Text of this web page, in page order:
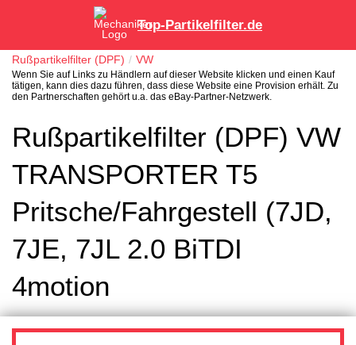
Top-Partikelfilter.de
Rußpartikelfilter (DPF) VW
Wenn Sie auf Links zu Händlern auf dieser Website klicken und einen Kauf
tätigen, kann dies dazu führen, dass diese Website eine Provision erhält. Zu
den Partnerschaften gehört u.a. das eBay-Partner-Netzwerk.
Rußpartikelfilter (DPF) VW
TRANSPORTER T5
Pritsche/Fahrgestell (7JD,
7JE, 7JL 2.0 BiTDI
4motion